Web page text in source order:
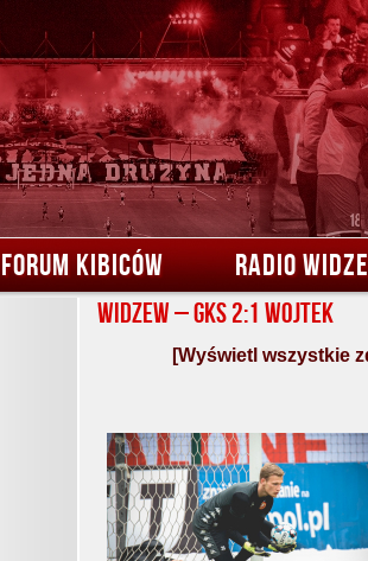
FORUM KIBICÓW RADIO
Widzew – GKS 2:1 Wojtek
[Wyświetl wszystkie